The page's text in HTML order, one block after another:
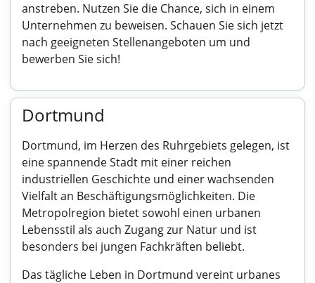
anstreben. Nutzen Sie die Chance, sich in einem
Unternehmen zu beweisen. Schauen Sie sich jetzt
nach geeigneten Stellenangeboten um und
bewerben Sie sich!
Dortmund
Dortmund, im Herzen des Ruhrgebiets gelegen, ist
eine spannende Stadt mit einer reichen
industriellen Geschichte und einer wachsenden
Vielfalt an Beschäftigungsmöglichkeiten. Die
Metropolregion bietet sowohl einen urbanen
Lebensstil als auch Zugang zur Natur und ist
besonders bei jungen Fachkräften beliebt.
Das tägliche Leben in Dortmund vereint urbanes